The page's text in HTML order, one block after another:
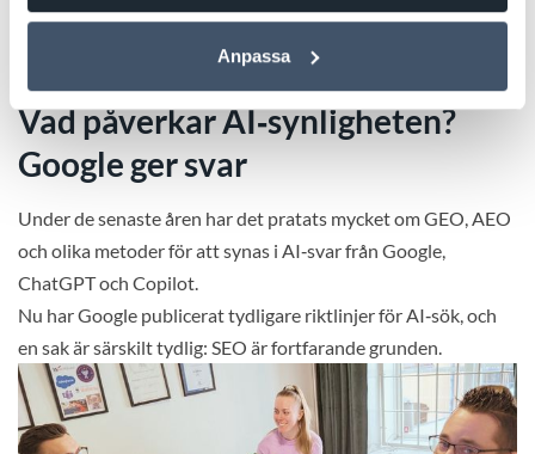
Anpassa
en bra webbplats är fortfarande avgörande för
Vad påverkar AI‑synligheten?
Google ger svar
Under de senaste åren har det pratats mycket om GEO, AEO
och olika metoder för att synas i AI‑svar från Google,
ChatGPT och Copilot.
Nu har Google publicerat tydligare riktlinjer för AI‑sök, och
en sak är särskilt tydlig: SEO är fortfarande grunden.